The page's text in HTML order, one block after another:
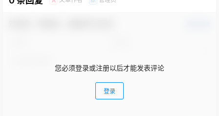
您必须登录或注册以后才能发表评论
登录